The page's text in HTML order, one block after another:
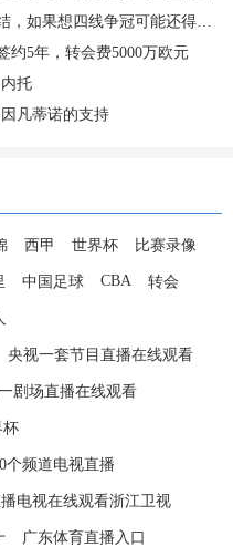
如果想四线争冠可能还得买人
约5年，转会费5000万欧元
托
凡蒂诺的支持
西甲 世界杯 比赛录像
中国足球 CBA 转会
央视一套节目直播在线观看
剧场直播在线观看
杯
个频道电视直播
电视在线观看浙江卫视
广东体育直播入口